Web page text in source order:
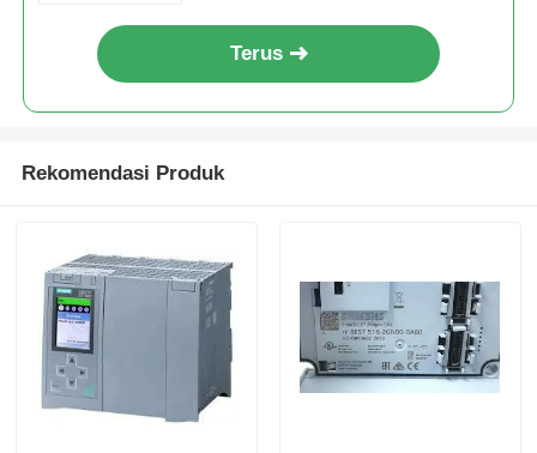
Rumah
Tentang kita
Wisata pabrik
Kontrol kualitas
Hubungi kami
Terus
Rekomendasi Produk